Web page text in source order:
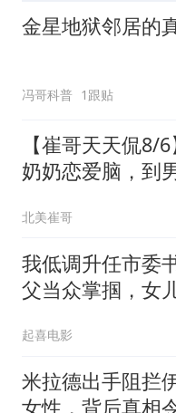
金星地狱邻居的
冯哥科普 1跟贴
【崔哥天天侃8/
奶奶恋爱脑，到
北美崔哥
我低调升任市委
父当众掌掴，女
起喜电影
米拉德出手阻拦
女性，背后真相